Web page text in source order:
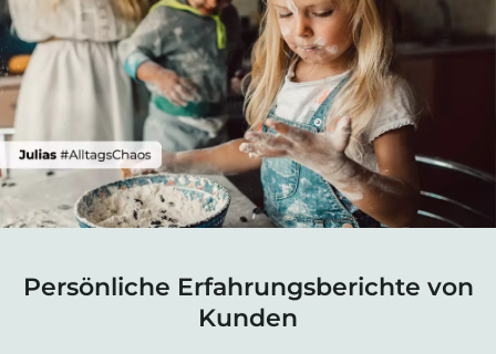
Persönliche Erfahrungsberichte von
Kunden